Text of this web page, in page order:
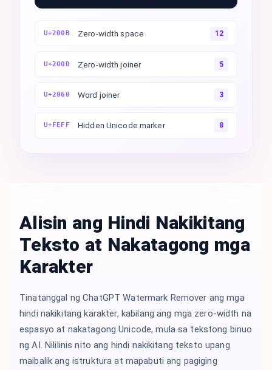
U+200B Zero-width space 12
U+200D Zero-width joiner 5
U+2060 Word joiner 3
U+FEFF Hidden Unicode marker 8
Alisin ang Hindi Nakikitang
Teksto at Nakatagong mga
Karakter
Tinatanggal ng ChatGPT Watermark Remover ang mga
hindi nakikitang karakter, kabilang ang mga zero-width na
espasyo at nakatagong Unicode, mula sa tekstong binuo
ng AI. Nililinis nito ang hindi nakikitang teksto upang
maibalik ang istruktura at mapabuti ang pagiging